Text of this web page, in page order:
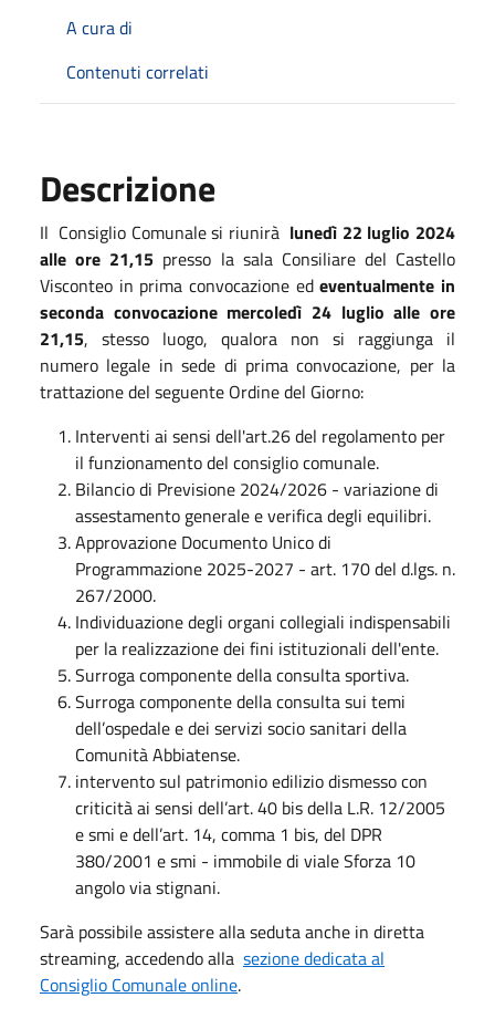
A cura di
Contenuti correlati
Descrizione
Il Consiglio Comunale si riunirà lunedì 22 luglio 2024
alle ore 21,15 presso la sala Consiliare del Castello
Visconteo in prima convocazione edeventualmente in
seconda convocazione mercoledì 24 luglio alle ore
21,15, stesso luogo, qualora non si raggiunga il
numero legale in sede di prima convocazione, per la
trattazione del seguente Ordine del Giorno:
Interventi ai sensi dell'art.26 del regolamento per
il funzionamento del consiglio comunale.
Bilancio di Previsione 2024/2026 - variazione di
assestamento generale e verifica degli equilibri.
Approvazione Documento Unico di
Programmazione 2025-2027 - art. 170 del d.lgs. n.
267/2000.
Individuazione degli organi collegiali indispensabili
per la realizzazione dei fini istituzionali dell'ente.
Surroga componente della consulta sportiva.
Surroga componente della consulta sui temi
dell’ospedale e dei servizi socio sanitari della
Comunità Abbiatense.
intervento sul patrimonio edilizio dismesso con
criticità ai sensi dell’art. 40 bis della L.R. 12/2005
e smi e dell’art. 14, comma 1 bis, del DPR
380/2001 e smi - immobile di viale Sforza 10
angolo via stignani.
Sarà possibile assistere alla seduta anche in diretta
streaming, accedendo alla sezione dedicata al
Consiglio Comunale online.